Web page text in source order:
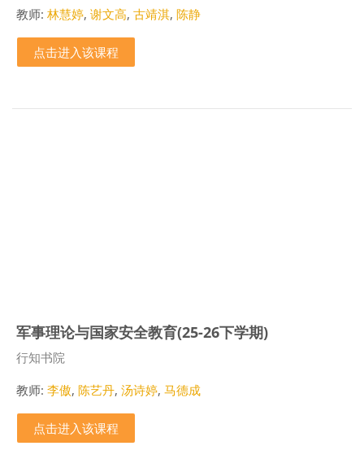
教师: 林慧婷, 谢文高, 古靖淇, 陈静
点击进入该课程
军事理论与国家安全教育(25-26下学期)
课程类别
行知书院
教师: 李傲, 陈艺丹, 汤诗婷, 马德成
点击进入该课程